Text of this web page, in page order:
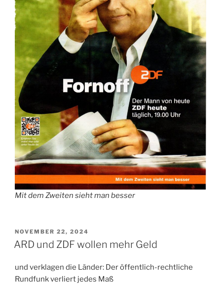
Mit dem Zweiten sieht man besser
VERÖFFENTLICHT
AM
NOVEMBER 22, 2024
ARD und ZDF wollen mehr Geld
und verklagen die Länder: Der öffentlich-rechtliche
Rundfunk verliert jedes Maß